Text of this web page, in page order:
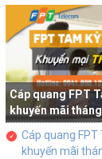
Cáp quang FPT
khuyến mãi
Cáp quang FPT
khuyến mãi